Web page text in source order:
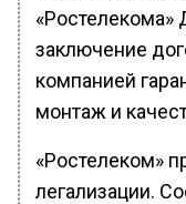
«Ростелекома»
заключение
компанией
монтаж и
«Ростелеком»
легализации.